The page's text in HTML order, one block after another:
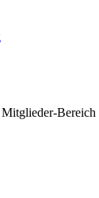
Bereich